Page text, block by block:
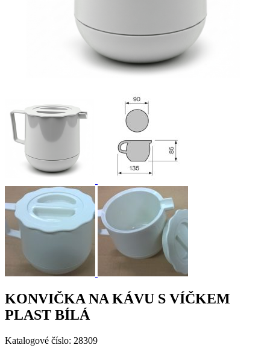
KONVIČKA NA KÁVU S VÍČKEM
PLAST BÍLÁ
Katalogové číslo: 28309